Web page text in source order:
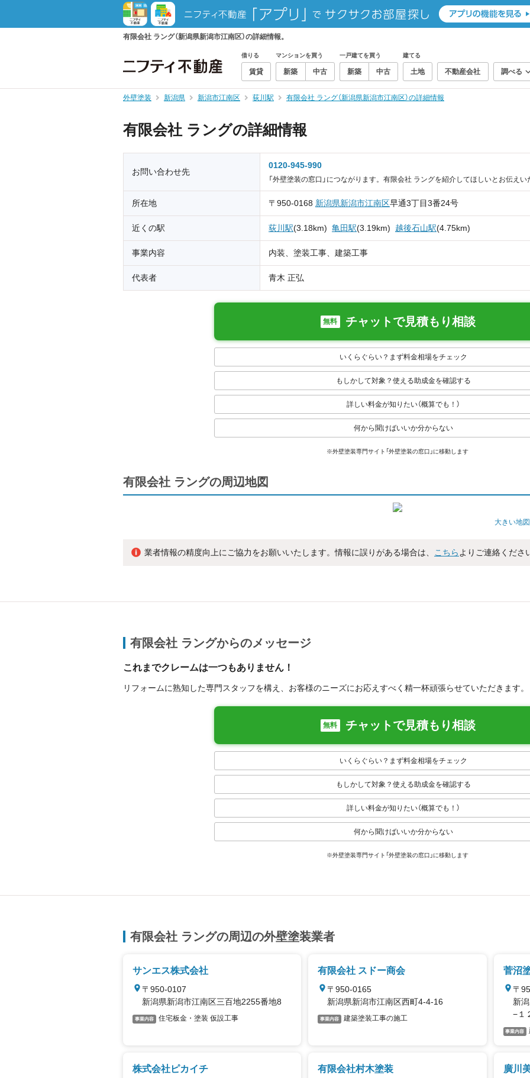
有限会社 ラング（新潟県新潟市江南区）の詳細情報。
借りる
賃貸
マンションを買う
新築 中古
一戸建てを買う
新築 中古
建てる
土地 不動産会社 調べる
外壁塗装 新潟県 新潟市江南区 荻川駅 有限会社 ラング（新潟県新潟市江南区）の詳細情報
有限会社 ラングの詳細情報
お問い合わせ先
0120-945-990
「外壁塗装の窓口」につながります。有限会社 ラングを紹介してほしいとお伝え
所在地 〒950-0168 新潟県新潟市江南区早通3丁目3番24号
近くの駅 荻川駅(3.18km) 亀田駅(3.19km) 越後石山駅(4.75km)
事業内容 内装、塗装工事、建築工事
代表者 青木 正弘
無料 チャットで見積もり相談
いくらぐらい？まず料金相場をチェック
もしかして対象？使える助成金を確認する
詳しい料金が知りたい（概算でも！）
何から聞けばいいか分からない
※外壁塗装専門サイト「外壁塗装の窓口」に移動します
有限会社 ラングの周辺地図
大きい地
業者情報の精度向上にご協力をお願いいたします。情報に誤りがある場合は、 こちら よりご連絡くださ
有限会社 ラングからのメッセージ
これまでクレームは一つもありません！
リフォームに熟知した専門スタッフを構え、お客様のニーズにお応えすべく精一杯頑張らせていただきます。
無料 チャットで見積もり相談
いくらぐらい？まず料金相場をチェック
もしかして対象？使える助成金を確認する
詳しい料金が知りたい（概算でも！）
何から聞けばいいか分からない
※外壁塗装専門サイト「外壁塗装の窓口」に移動します
有限会社 ラングの周辺の外壁塗装業者
サンエス株式会社
〒950-0107
新潟県新潟市江南区三百地2255番地8
事業内容 住宅板金・塗装 仮設工事
有限会社 スドー商会
〒950-0165
新潟県新潟市江南区西町4-4-16
事業内容 建築塗装工事の施工
菅沼
〒
新
−１
事業内容
株式会社ピカイチ 有限会社村木塗装 廣川